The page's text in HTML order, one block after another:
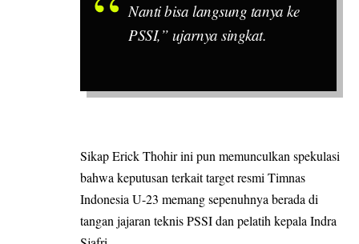
Nanti bisa langsung tanya ke
PSSI,” ujarnya singkat.
Sikap Erick Thohir ini pun memunculkan spekulasi
bahwa keputusan terkait target resmi Timnas
Indonesia U-23 memang sepenuhnya berada di
tangan jajaran teknis PSSI dan pelatih kepala Indra